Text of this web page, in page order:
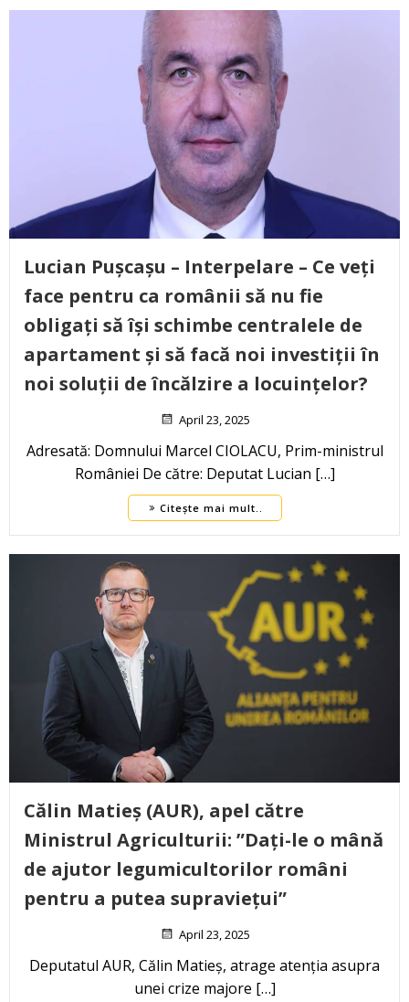
Lucian Pușcașu – Interpelare – Ce veți
face pentru ca românii să nu fie
obligați să își schimbe centralele de
apartament și să facă noi investiții în
noi soluții de încălzire a locuințelor?
April 23, 2025
Adresată: Domnului Marcel CIOLACU, Prim-ministrul
României De către: Deputat Lucian […]
Citește mai mult..
Călin Matieș (AUR), apel către
Ministrul Agriculturii: ”Dați-le o mână
de ajutor legumicultorilor români
pentru a putea supraviețui”
April 23, 2025
Deputatul AUR, Călin Matieș, atrage atenția asupra
unei crize majore […]